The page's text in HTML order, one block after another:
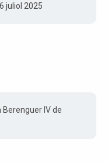
juliol 2025
IV de